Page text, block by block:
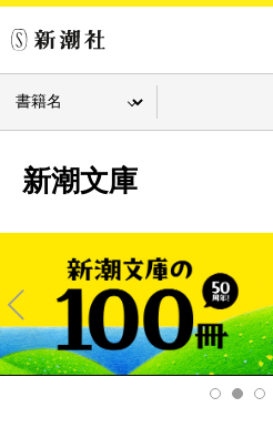
新潮文庫
Pre
v